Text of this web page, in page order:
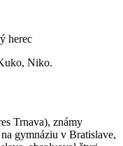
herec
Niko.
Trnava), známy
gymnáziu v Bratislave,